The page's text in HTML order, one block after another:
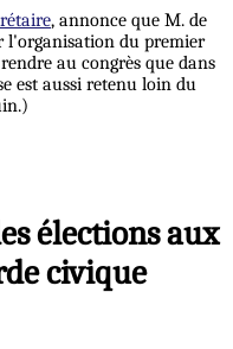
, annonce que M. de
l'organisation du premier
au congrès que dans
est aussi retenu loin du
élections aux
civique